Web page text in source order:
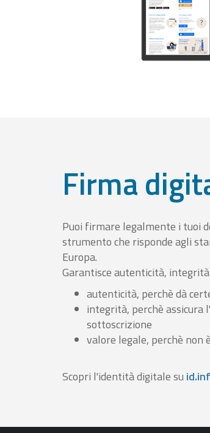
Firma
Puoi firmare legalmente i tuoi
strumento che risponde agli
Europa.
Garantisce autenticità,
autenticità, perchè dà
integrità, perchè assicura
sottoscrizione
valore legale, perchè non
Scopri l'identità digitale su